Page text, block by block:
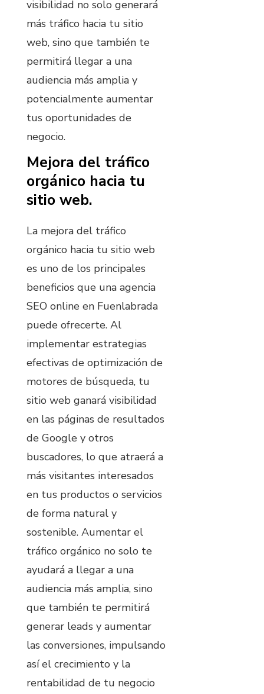
visibilidad no solo generará
más tráfico hacia tu sitio
web, sino que también te
permitirá llegar a una
audiencia más amplia y
potencialmente aumentar
tus oportunidades de
negocio.
Mejora del tráfico
orgánico hacia tu
sitio web.
La mejora del tráfico
orgánico hacia tu sitio web
es uno de los principales
beneficios que una agencia
SEO online en Fuenlabrada
puede ofrecerte. Al
implementar estrategias
efectivas de optimización de
motores de búsqueda, tu
sitio web ganará visibilidad
en las páginas de resultados
de Google y otros
buscadores, lo que atraerá a
más visitantes interesados
en tus productos o servicios
de forma natural y
sostenible. Aumentar el
tráfico orgánico no solo te
ayudará a llegar a una
audiencia más amplia, sino
que también te permitirá
generar leads y aumentar
las conversiones, impulsando
así el crecimiento y la
rentabilidad de tu negocio